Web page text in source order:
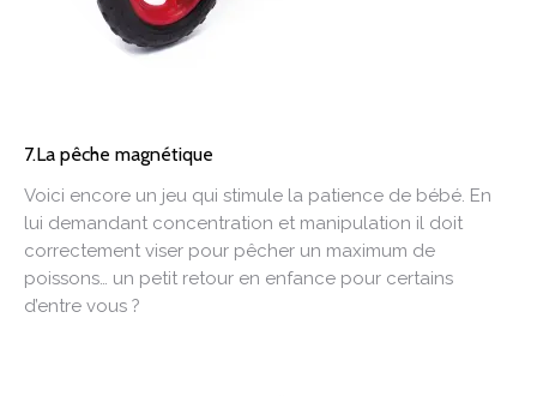
7.La pêche magnétique
Voici encore un jeu qui stimule la patience de bébé. En
lui demandant concentration et manipulation il doit
correctement viser pour pêcher un maximum de
poissons… un petit retour en enfance pour certains
d’entre vous ?